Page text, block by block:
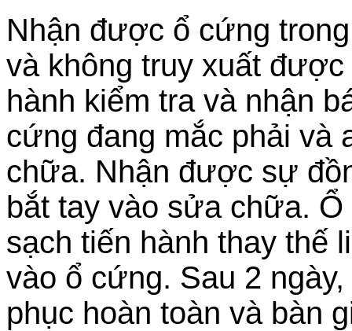
Nhận được ổ cứng
và không truy xuất
hành kiểm tra và nhận
cứng đang mắc phải và
chữa. Nhận được sự
bắt tay vào sửa chữa.
sạch tiến hành thay thế
vào ổ cứng. Sau 2
phục hoàn toàn và bàn